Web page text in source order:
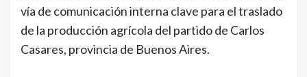
vía de comunicación interna clave para el traslado
de la producción agrícola del partido de Carlos
Casares, provincia de Buenos Aires.